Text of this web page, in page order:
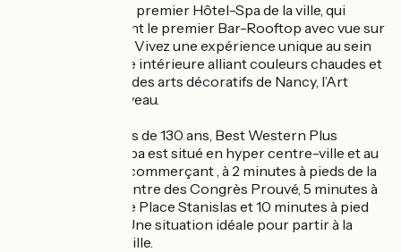
Bienvenue dans le premier Hôtel-Spa de la ville, qui
propose également le premier Bar-Rooftop avec vue sur
les toits de Nancy. Vivez une expérience unique au sein
d'une architecture intérieure alliant couleurs chaudes et
vivantes, inspirée des arts décoratifs de Nancy, l’Art
Déco et l’Art Nouveau.
Construit il y a plus de 130 ans, Best Western Plus
Crystal, Hôtel & Spa est situé en hyper centre-ville et au
cœur du quartier commerçant , à 2 minutes à pieds de la
gare TGV et du Centre des Congrès Prouvé, 5 minutes à
pieds de la célèbre Place Stanislas et 10 minutes à pied
de la Vieille Ville. Une situation idéale pour partir à la
découverte de la ville.